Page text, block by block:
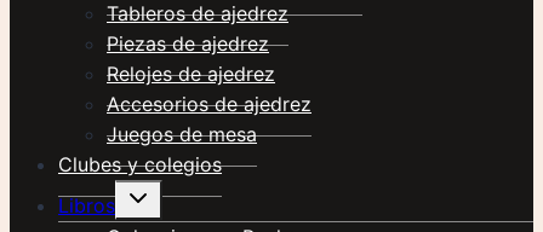
Tableros de ajedrez
Piezas de ajedrez
Relojes de ajedrez
Accesorios de ajedrez
Juegos de mesa
Clubes y colegios
Libros
Alternar
hijo